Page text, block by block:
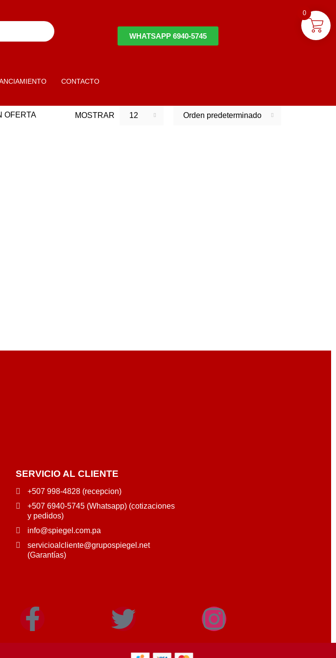
WHATSAPP 6940-5745
CONTACTO
Orden predeterminado
MOSTRAR 12
OFERTA
SERVICIO AL CLIENTE
+507 998-4828 (recepcion)
+507 6940-5745 (Whatsapp) (cotizaciones
y pedidos)
info@spiegel.com.pa
servicioalcliente@grupospiegel.net
(Garantías)
0